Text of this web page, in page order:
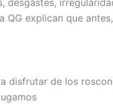
explican que
disfrutar de los